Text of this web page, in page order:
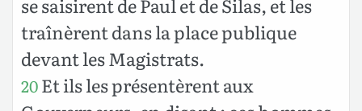
traînèrent dans la place publique
devant les Magistrats.
20Et ils les présentèrent aux